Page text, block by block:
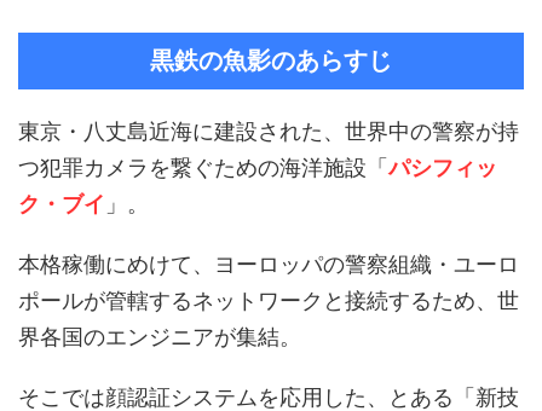
黒鉄の魚影のあらすじ
東京・八丈島近海に建設された、世界中の警察が持
つ犯罪カメラを繋ぐための海洋施設「パシフィッ
ク・ブイ 」。
本格稼働にめけて、ヨーロッパの警察組織・ユーロ
ポールが管轄するネットワークと接続するため、世
界各国のエンジニアが集結。
そこでは顔認証システムを応用した、とある「新技